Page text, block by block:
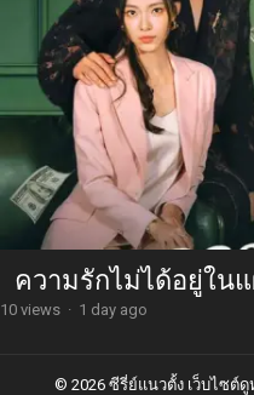
ความรักไม่ได้อยู่ใน
10 views · 1 day ago
© 2026 ซีรี่ย์แนวตั้ง เว็บไซ